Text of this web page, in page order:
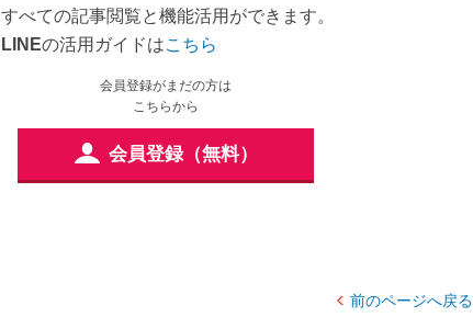
べての記事閲覧と機能活用ができます。
の活用ガイドはこちら
会員登録がまだの方は
こちらから
会員登録（無料）
前のページへ戻る